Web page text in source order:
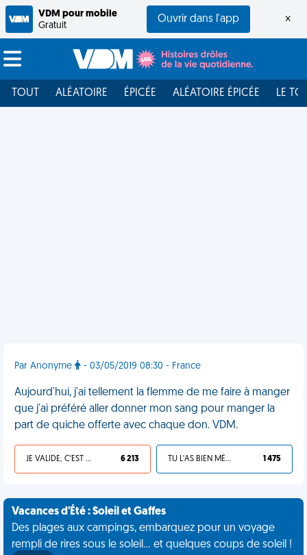
VDM pour mobile
Gratuit
Ouvrir dans l'app ×
TOUT ALÉATOIRE ÉPICÉE ALÉATOIRE ÉPICÉE LE
Par Anonyme - 03/05/2019 08:30 - France
Aujourd'hui, j'ai tellement la flemme de me faire à manger
que j'ai préféré aller donner mon sang pour manger la
part de quiche offerte avec chaque don. VDM.
JE VALIDE, C'EST UNE VDM 6 213 TU L'AS BIEN MÉRITÉ 1 475
Vacances d'Été : Soleil et Gaffes
Des plages aux campings, embarquez pour un voyage
rempli de rires sous le soleil... et quelques coups de soleil !